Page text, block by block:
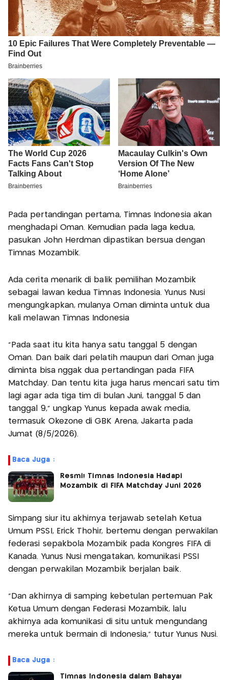
Pada pertandingan pertama, Timnas Indonesia akan
menghadapi Oman. Kemudian pada laga kedua,
pasukan John Herdman dipastikan bersua dengan
Timnas Mozambik.
Ada cerita menarik di balik pemilihan Mozambik
sebagai lawan kedua Timnas Indonesia. Yunus Nusi
mengungkapkan, mulanya Oman diminta untuk dua
kali melawan Timnas Indonesia
"Pada saat itu kita hanya satu tanggal 5 dengan
Oman. Dan baik dari pelatih maupun dari Oman juga
diminta bisa nggak dua pertandingan pada FIFA
Matchday. Dan tentu kita juga harus mencari satu tim
lagi agar ada tiga tim di bulan Juni, tanggal 5 dan
tanggal 9," ungkap Yunus kepada awak media,
termasuk Okezone di GBK Arena, Jakarta pada
Jumat (8/5/2026).
Baca Juga :
Resmi! Timnas Indonesia Hadapi
Mozambik di FIFA Matchday Juni 2026
Simpang siur itu akhirnya terjawab setelah Ketua
Umum PSSI, Erick Thohir, bertemu dengan perwakilan
federasi sepakbola Mozambik pada Kongres FIFA di
Kanada. Yunus Nusi mengatakan, komunikasi PSSI
dengan perwakilan Mozambik berjalan baik.
"Dan akhirnya di samping kebetulan pertemuan Pak
Ketua Umum dengan Federasi Mozambik, lalu
akhirnya ada komunikasi di situ untuk mengundang
mereka untuk bermain di Indonesia," tutur Yunus Nusi.
Baca Juga :
Timnas Indonesia dalam Bahaya!